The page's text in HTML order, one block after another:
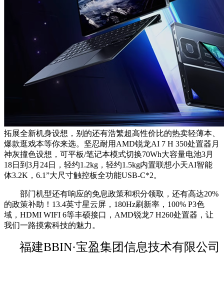
拓展全新机身设想，别的还有浩繁超高性价比的热卖轻薄本、
爆款逛戏本等你来选。坚忍耐用AMD锐龙AI 7 H 350处置器月
神灰撞色设想，可平板/笔记本模式切换70Wh大容量电池3月
18日到3月24日，轻约1.2kg，轻约1.5kg内置联想小天AI智能
体3.2K，6.1”大尺寸触控板全功能USB-C*2。
部门机型还有响应的免息政策和积分领取，还有高达20%
的政策补助！13.4英寸星云屏，180Hz刷新率，100% P3色
域，HDMI WIFI 6等丰硕接口，AMD锐龙7 H260处置器，让
我们一路摸索科技的魅力。
福建BBIN·宝盈集团信息技术有限公司